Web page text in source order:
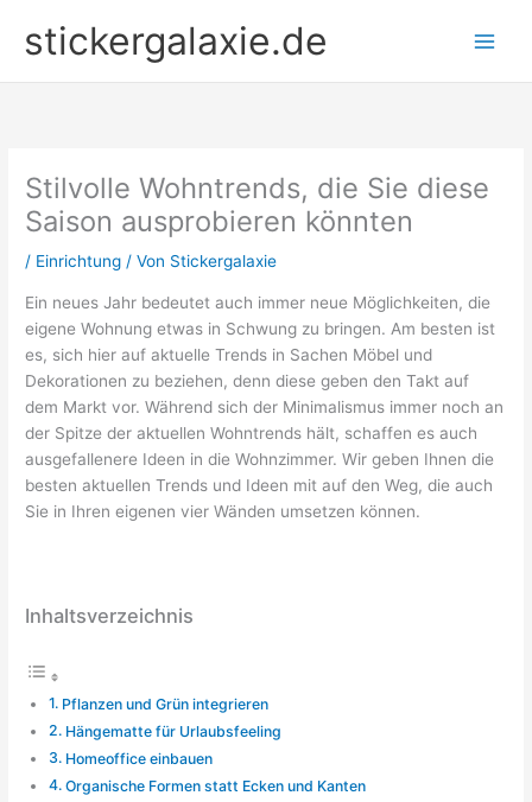
Inhaltstickergalaxie.de
Stilvolle Wohntrends, die Sie diese
Saison ausprobieren könnten
/ Einrichtung / Von Stickergalaxie
Ein neues Jahr bedeutet auch immer neue Möglichkeiten, die
eigene Wohnung etwas in Schwung zu bringen. Am besten ist
es, sich hier auf aktuelle Trends in Sachen Möbel und
Dekorationen zu beziehen, denn diese geben den Takt auf
dem Markt vor. Während sich der Minimalismus immer noch an
der Spitze der aktuellen Wohntrends hält, schaffen es auch
ausgefallenere Ideen in die Wohnzimmer. Wir geben Ihnen die
besten aktuellen Trends und Ideen mit auf den Weg, die auch
Sie in Ihren eigenen vier Wänden umsetzen können.
Inhaltsverzeichnis
Pflanzen und Grün integrieren
Hängematte für Urlaubsfeeling
Homeoffice einbauen
Organische Formen statt Ecken und Kanten